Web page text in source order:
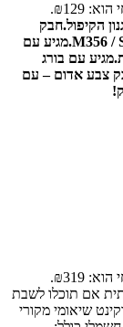
₪129.
הקיפול.חבק
מגיע עם
מגיע עם בורג
צבע אדום – עם
₪319.
אם תוכלו לשבת
שיאומי מקורי